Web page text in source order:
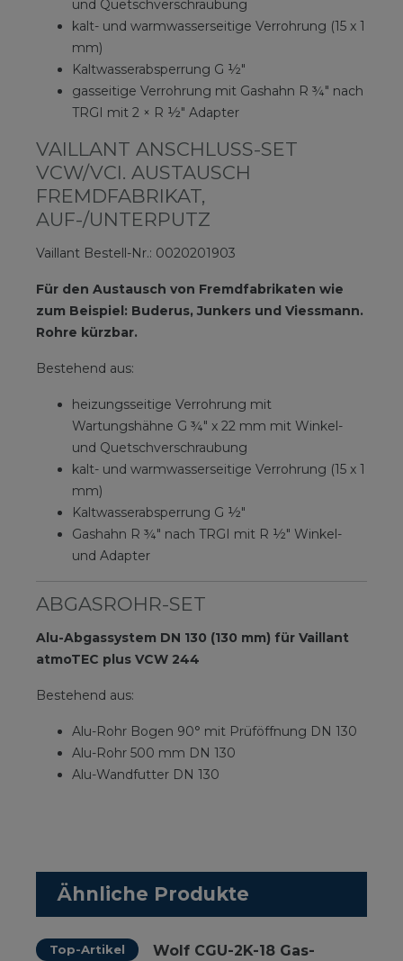
und Quetschverschraubung
kalt- und warmwasserseitige Verrohrung (15 x 1
mm)
Kaltwasserabsperrung G ½″
gasseitige Verrohrung mit Gashahn R ¾″ nach
TRGI mit 2 × R ½″ Adapter
VAILLANT ANSCHLUSS-SET
VCW/VCI. AUSTAUSCH
FREMDFABRIKAT,
AUF-/UNTERPUTZ
Vaillant Bestell-Nr.: 0020201903
Für den Austausch von Fremdfabrikaten wie
zum Beispiel: Buderus, Junkers und Viessmann.
Rohre kürzbar.
Bestehend aus:
heizungsseitige Verrohrung mit
Wartungshähne G ¾″ x 22 mm mit Winkel-
und Quetschverschraubung
kalt- und warmwasserseitige Verrohrung (15 x 1
mm)
Kaltwasserabsperrung G ½″
Gashahn R ¾″ nach TRGI mit R ½″ Winkel-
und Adapter
ABGASROHR-SET
Alu-Abgassystem DN 130 (130 mm) für Vaillant
atmoTEC plus VCW 244
Bestehend aus:
Alu-Rohr Bogen 90° mit Prüföffnung DN 130
Alu-Rohr 500 mm DN 130
Alu-Wandfutter DN 130
Ähnliche Produkte
Top-Artikel
Wolf CGU-2K-18 Gas-